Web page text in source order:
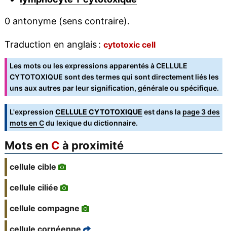
0 antonyme (sens contraire).
Traduction en anglais : cytotoxic cell
Les mots ou les expressions apparentés à CELLULE
CYTOTOXIQUE sont des termes qui sont directement liés les
uns aux autres par leur signification, générale ou spécifique.
L'expression CELLULE CYTOTOXIQUE est dans la page 3 des
mots en Cdu lexique du dictionnaire.
Mots en C à proximité
cellule cible
cellule ciliée
cellule compagne